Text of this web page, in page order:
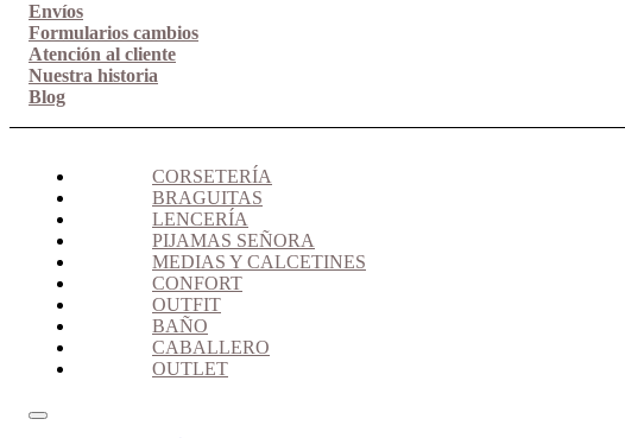
Envíos
Formularios cambios
Atención al cliente
Nuestra historia
Blog
CORSETERÍA
BRAGUITAS
LENCERÍA
PIJAMAS SEÑORA
MEDIAS Y CALCETINES
CONFORT
OUTFIT
BAÑO
CABALLERO
OUTLET